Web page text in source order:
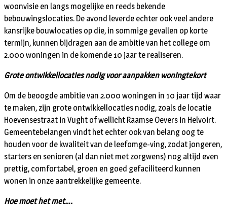
woonvisie en langs mogelijke en reeds bekende
bebouwingslocaties. De avond leverde echter ook veel andere
kansrijke bouwlocaties op die, in sommige gevallen op korte
termijn, kunnen bijdragen aan de ambitie van het college om
2.000 woningen in de komende 10 jaar te realiseren.
Grote ontwikkellocaties nodig voor aanpakken woningtekort
Om de beoogde ambitie van 2.000 woningen in 10 jaar tijd waar
te maken, zijn grote ontwikkellocaties nodig, zoals de locatie
Hoevensestraat in Vught of wellicht Raamse Oevers in Helvoirt.
Gemeentebelangen vindt het echter ook van belang oog te
houden voor de kwaliteit van de leefomge-ving, zodat jongeren,
starters en senioren (al dan niet met zorgwens) nog altijd even
prettig, comfortabel, groen en goed gefaciliteerd kunnen
wonen in onze aantrekkelijke gemeente.
Hoe moet het met….